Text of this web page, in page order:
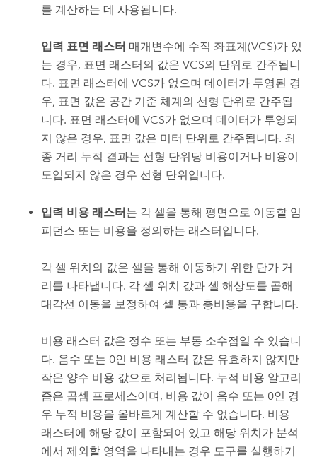
를 계산하는 데 사용됩니다.
입력 표면 래스터 매개변수에 수직 좌표계(VCS)가 있
는 경우, 표면 래스터의 값은 VCS의 단위로 간주됩니
다. 표면 래스터에 VCS가 없으며 데이터가 투영된 경
우, 표면 값은 공간 기준 체계의 선형 단위로 간주됩
니다. 표면 래스터에 VCS가 없으며 데이터가 투영되
지 않은 경우, 표면 값은 미터 단위로 간주됩니다. 최
종 거리 누적 결과는 선형 단위당 비용이거나 비용이
도입되지 않은 경우 선형 단위입니다.
입력 비용 래스터는 각 셀을 통해 평면으로 이동할 임
피던스 또는 비용을 정의하는 래스터입니다.
각 셀 위치의 값은 셀을 통해 이동하기 위한 단가 거
리를 나타냅니다. 각 셀 위치 값과 셀 해상도를 곱해
대각선 이동을 보정하여 셀 통과 총비용을 구합니다.
비용 래스터 값은 정수 또는 부동 소수점일 수 있습니
다. 음수 또는 0인 비용 래스터 값은 유효하지 않지만
작은 양수 비용 값으로 처리됩니다. 누적 비용 알고리
즘은 곱셈 프로세스이며, 비용 값이 음수 또는 0인 경
우 누적 비용을 올바르게 계산할 수 없습니다. 비용
래스터에 해당 값이 포함되어 있고 해당 위치가 분석
에서 제외할 영역을 나타내는 경우 도구를 실행하기